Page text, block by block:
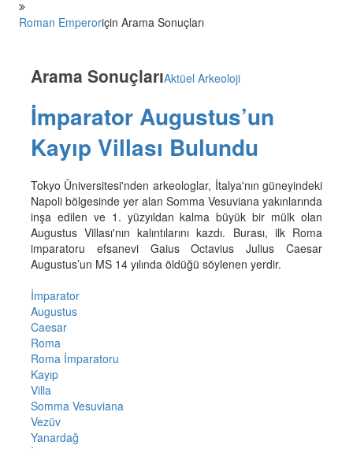
Roman Emperoriçin Arama Sonuçları
Arama SonuçlarıAktüel Arkeoloji
İmparator Augustus’un
Kayıp Villası Bulundu
Tokyo Üniversitesi'nden arkeologlar, İtalya'nın güneyindeki
Napoli bölgesinde yer alan Somma Vesuviana yakınlarında
inşa edilen ve 1. yüzyıldan kalma büyük bir mülk olan
Augustus Villası'nın kalıntılarını kazdı. Burası, ilk Roma
imparatoru efsanevi Gaius Octavius Julius Caesar
Augustus’un MS 14 yılında öldüğü söylenen yerdir.
İmparator
Augustus
Caesar
Roma
Roma İmparatoru
Kayıp
Villa
Somma Vesuviana
Vezüv
Yanardağ